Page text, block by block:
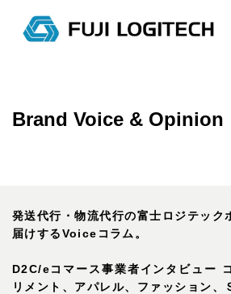
Brand Voice & Opinion
発送代行・物流代行の富士ロジテック
届けするVoiceコラム。
D2C/eコマース事業者インタビュー
リメント、アパレル、ファッション、